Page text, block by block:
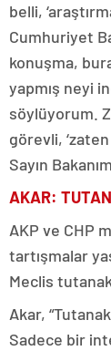
belli,
Cumhuriyet
konuşma,
yapmış neyi
söylüyorum.
görevli,
Sayın
AKAR:
AKP ve CHP
tartışmalar
Meclis
Akar,
Sadece bir